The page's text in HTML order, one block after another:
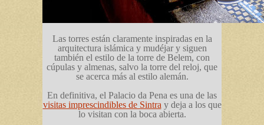
Las torres están claramente inspiradas en la
arquitectura islámica y mudéjar y siguen
también el estilo de la torre de Belem, con
cúpulas y almenas, salvo la torre del reloj, que
se acerca más al estilo alemán.
En definitiva, el Palacio da Pena es una de las
visitas imprescindibles de Sintra y deja a los que
lo visitan con la boca abierta.